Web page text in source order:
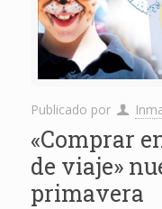
Publicado por
«Comprar
de viaje»
primavera